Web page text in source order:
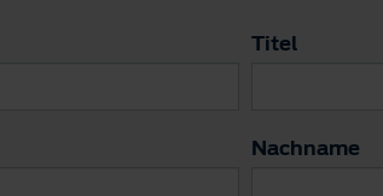
Titel
Nachname